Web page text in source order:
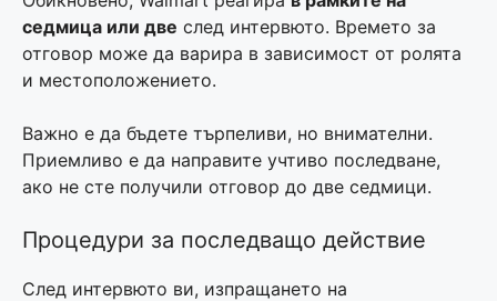
седмица или две след интервюто. Времето за
отговор може да варира в зависимост от ролята
и местоположението.
Важно е да бъдете търпеливи, но внимателни.
Приемливо е да направите учтиво последване,
ако не сте получили отговор до две седмици.
Процедури за последващо действие
След интервюто ви, изпращането на